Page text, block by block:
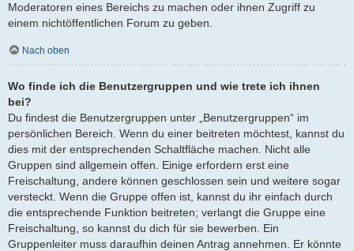
Moderatoren eines Bereichs zu machen oder ihnen Zugriff zu
einem nichtöffentlichen Forum zu geben.
Nach oben
Wo finde ich die Benutzergruppen und wie trete ich ihnen
bei?
Du findest die Benutzergruppen unter „Benutzergruppen“ im
persönlichen Bereich. Wenn du einer beitreten möchtest, kannst du
dies mit der entsprechenden Schaltfläche machen. Nicht alle
Gruppen sind allgemein offen. Einige erfordern erst eine
Freischaltung, andere können geschlossen sein und weitere sogar
versteckt. Wenn die Gruppe offen ist, kannst du ihr einfach durch
die entsprechende Funktion beitreten; verlangt die Gruppe eine
Freischaltung, so kannst du dich für sie bewerben. Ein
Gruppenleiter muss daraufhin deinen Antrag annehmen. Er könnte